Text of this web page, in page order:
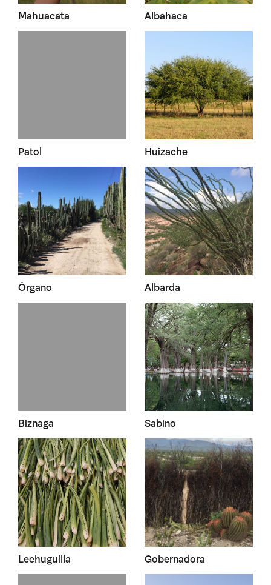
Mahuacata Albahaca
Patol Huizache
Órgano Albarda
Biznaga Sabino
Lechuguilla Gobernadora